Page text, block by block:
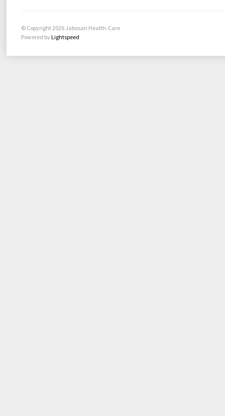
© Copyright 2026 Jabosan Health-Care
Powered byLightspeed